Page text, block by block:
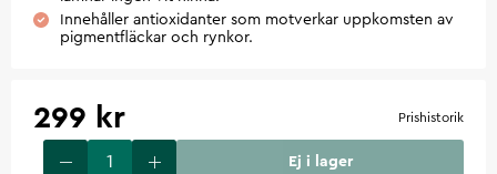
Innehåller antioxidanter som motverkar uppkomsten av
pigmentfläckar och rynkor.
299 kr Prishistorik
Ej i lager